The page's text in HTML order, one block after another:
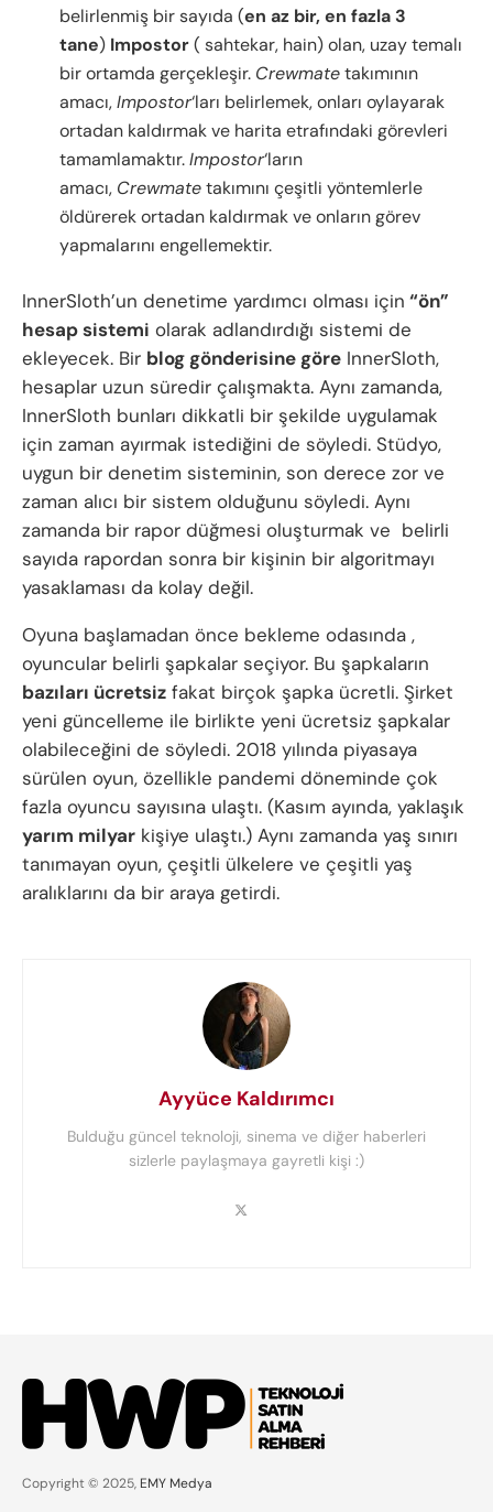
belirlenmiş bir sayıda (en az bir, en fazla 3
tane) Impostor(sahtekar, hain) olan, uzay temalı
bir ortamda gerçekleşir. Crewmatetakımının
amacı,Impostor‘ları belirlemek, onları oylayarak
ortadan kaldırmak ve harita etrafındaki görevleri
tamamlamaktır.Impostor‘ların
amacı, Crewmatetakımını çeşitli yöntemlerle
öldürerek ortadan kaldırmak ve onların görev
yapmalarını engellemektir.
InnerSloth’un denetime yardımcı olması için “ön”
hesap sistemi olarak adlandırdığı sistemi de
ekleyecek. Bir blog gönderisine göre InnerSloth,
hesaplar uzun süredir çalışmakta. Aynı zamanda,
InnerSloth bunları dikkatli bir şekilde uygulamak
için zaman ayırmak istediğini de söyledi. Stüdyo,
uygun bir denetim sisteminin, son derece zor ve
zaman alıcı bir sistem olduğunu söyledi. Aynı
zamanda bir rapor düğmesi oluşturmak ve belirli
sayıda rapordan sonra bir kişinin bir algoritmayı
yasaklaması da kolay değil.
Oyuna başlamadan önce bekleme odasında ,
oyuncular belirli şapkalar seçiyor. Bu şapkaların
bazıları ücretsiz fakat birçok şapka ücretli. Şirket
yeni güncelleme ile birlikte yeni ücretsiz şapkalar
olabileceğini de söyledi. 2018 yılında piyasaya
sürülen oyun, özellikle pandemi döneminde çok
fazla oyuncu sayısına ulaştı. (Kasım ayında, yaklaşık
yarım milyar kişiye ulaştı.) Aynı zamanda yaş sınırı
tanımayan oyun, çeşitli ülkelere ve çeşitli yaş
aralıklarını da bir araya getirdi.
Ayyüce Kaldırımcı
Bulduğu güncel teknoloji, sinema ve diğer haberleri
sizlerle paylaşmaya gayretli kişi :)
Copyright © 2025, EMY Medya